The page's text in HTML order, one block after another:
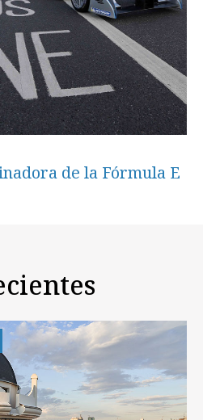
de la Fórmula E